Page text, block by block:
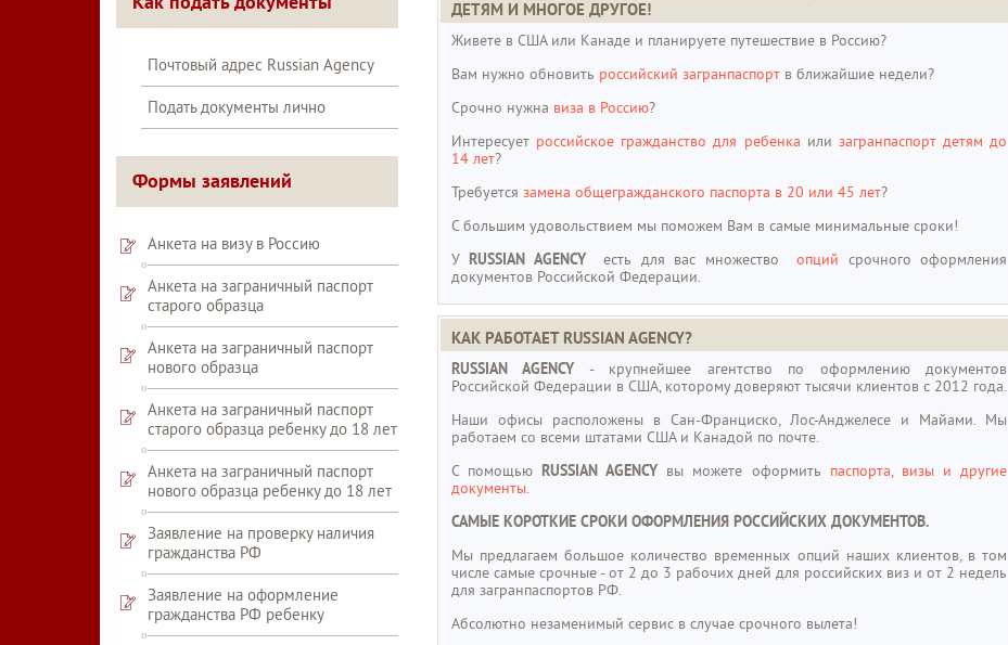
ДЕТЯМ И МНОГОЕ ДРУГОЕ!
Живете в США или Канаде и планируете путешествие в Россию?
Вам нужно обновить российский загранпаспортв ближайшие недели?
Срочно нужна виза в Россию?
Интересует российское гражданство для ребенка или загранпаспорт детям до
14 лет?
Требуется замена общегражданского паспорта в 20 или 45 лет?
С большим удовольствием мы поможем Вам в самые минимальные сроки!
У RUSSIAN AGENCY есть для вас множествоопций срочного оформления
документов Российской Федерации.
КАК РАБОТАЕТ RUSSIAN AGENCY?
RUSSIAN AGENCY - крупнейшее агентство по оформлению документов
Российской Федерации в США, которому доверяют тысячи клиентов с 2012 года.
Наши офисы расположены в Сан-Франциско, Лос-Анджелесе и Майами. Мы
работаем со всеми штатами США и Канадой по почте.
С помощьюRUSSIAN AGENCY вы можете оформить паспорта, визы и другие
документы.
САМЫЕ КОРОТКИЕ СРОКИ ОФОРМЛЕНИЯ РОССИЙСКИХ ДОКУМЕНТОВ.
Мы предлагаем большое количество временных опций наших клиентов, в том
числе самые срочные - от 2 до 3 рабочих дней для российских виз и от 2 недель
для загранпаспортов РФ.
Абсолютно незаменимый сервис в случае срочного вылета!
Почтовый адрес Russian Agency
Подать документы лично
Формы заявлений
Анкета на визу в Россию
Анкета на заграничный паспорт
старого образца
Анкета на заграничный паспорт
нового образца
Анкета на заграничный паспорт
старого образца ребенку до 18 лет
Анкета на заграничный паспорт
нового образца ребенку до 18 лет
Заявление на проверку наличия
гражданства РФ
Заявление на оформление
гражданства РФ ребенку